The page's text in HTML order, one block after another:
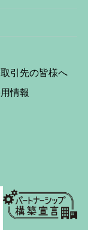
引先の皆様へ
情報